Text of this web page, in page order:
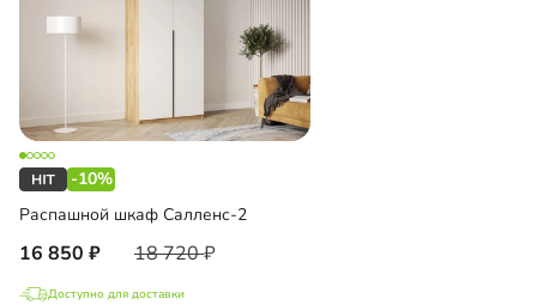
-10%
Распашной шкаф Салленс-2
16 850 18 720
Доступно для доставки